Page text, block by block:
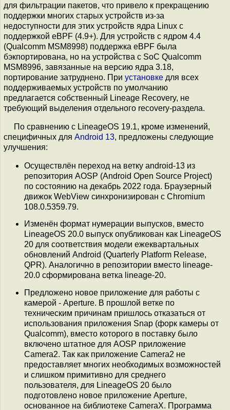
для фильтрации пакетов, что привело к прекращению
поддержки многих старых устройств из-за
недоступности для этих устройств ядра Linux с
поддержкой eBPF (4.9+). Для устройств с ядром 4.4
(Qualcomm MSM8998) поддержка eBPF была
бэкпортирована, но на устройства с SoC Qualcomm
MSM8996, завязанные на версию ядра 3.18,
портирование затруднено. При установке для всех
поддерживаемых устройств по умолчанию
предлагается собственный Lineage Recovery, не
требующий выделения отдельного recovery-раздела.
По сравнению с LineageOS 19.1, кроме изменений,
специфичных для Android 13, предложены следующие
улучшения:
Осуществлён переход на ветку android-13 из
репозитория AOSP (Android Open Source Project)
по состоянию на декабрь 2022 года. Браузерный
движок WebView синхронизирован с Chromium
108.0.5359.79.
Изменён формат нумерации выпусков, вместо
LineageOS 20.0 выпуск опубликован как LineageOS
20 для соответствия модели ежеквартальных
обновлений Android (Quarterly Platform Release,
QPR). Аналогично в репозитории вместо lineage-
20.0 сформирована ветка lineage-20.
Предложено новое приложение для работы с
камерой - Aperture. В прошлой ветке по
техническим причинам пришлось отказаться от
использования приложения Snap (форк камеры от
Qualcomm), вместо которого в поставку было
включено штатное для AOSP приложение
Camera2. Так как приложение Camera2 не
предоставляет многих необходимых возможностей
и слишком примитивно для среднего
пользователя, для LineageOS 20 было
подготовлено новое приложение Aperture,
основанное на библиотеке CameraX. Программа